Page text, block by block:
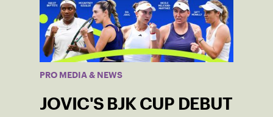
PRO MEDIA & NEWS
JOVIC'S BJK CUP DEBUT